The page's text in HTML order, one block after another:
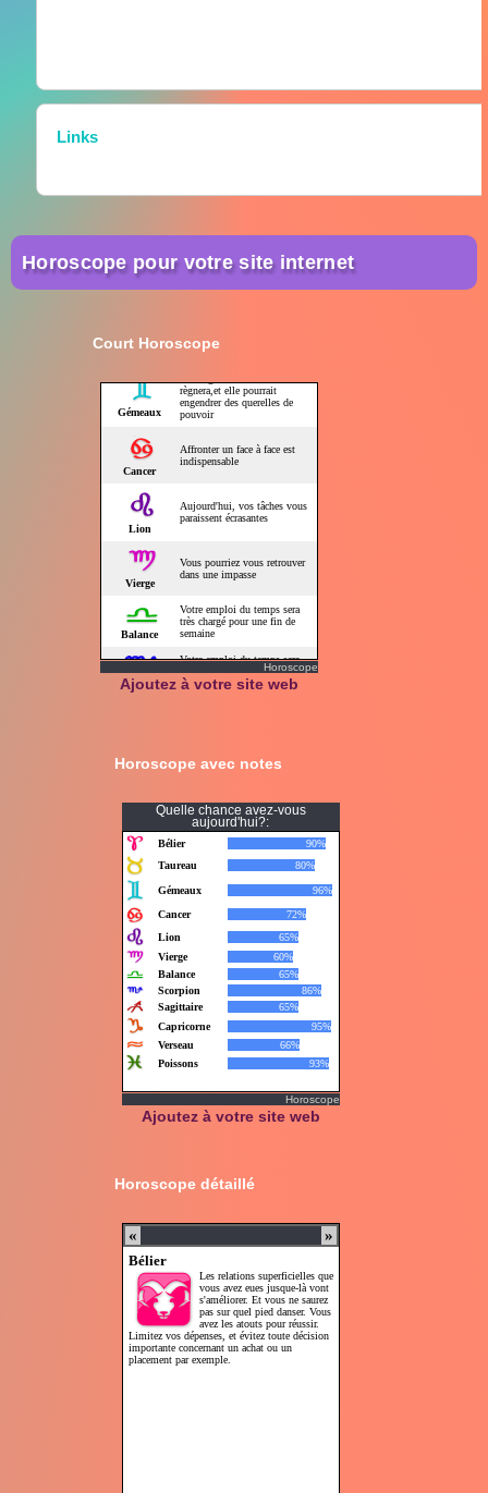
Links
Horoscope pour votre site internet
Court Horoscope
Horoscope
Ajoutez à votre site web
Horoscope avec notes
Quelle chance avez-vous
aujourd'hui?:
Horoscope
Ajoutez à votre site web
Horoscope détaillé